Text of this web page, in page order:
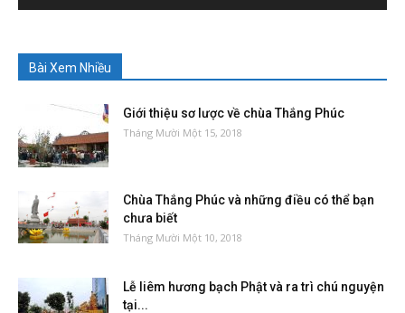
Bài Xem Nhiều
Giới thiệu sơ lược về chùa Thắng Phúc
Tháng Mười Một 15, 2018
Chùa Thắng Phúc và những điều có thể bạn
chưa biết
Tháng Mười Một 10, 2018
Lễ liêm hương bạch Phật và ra trì chú nguyện
tại...